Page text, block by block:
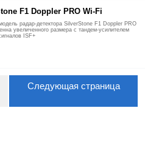
F1 Doppler PRO Wi-Fi
радар-детектора SilverStone F1 Doppler PRO
увеличенного размера с тандем-усилителем
ISF+
Следующая страница